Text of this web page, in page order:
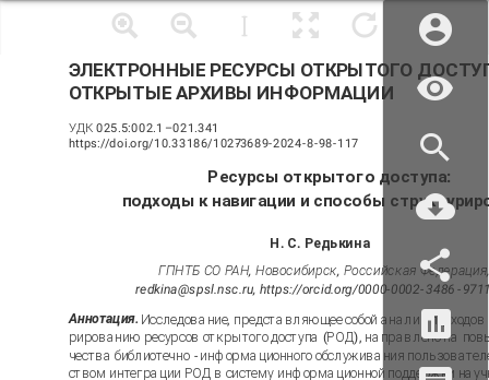
ЭЛЕКТРОННЫЕ РЕСУРСЫ ОТКРЫТОГО
ОТКРЫТЫЕ АРХИВЫ ИНФОРМАЦИИ
УДК 025.5:002.1 –021.341
https://doi.org/10.33186/1027
-3689-2024-8-98-117
Ресурсы открытого доступа:
подходы к навигации и способы
Н. С. Редькина
ГПНТБ СО РАН, Новосибирск, Российская
redkina@spsl.nsc.ru, https://orcid.org/0000-0002-3486 -
Аннотация. Исследование, представляющее собой анализ подходов
рированию ресурсов открытого доступа (РОД), направлено на
чества библиотечно - информационного обслуживания
ством интеграции РОД в систему информационной поддержки